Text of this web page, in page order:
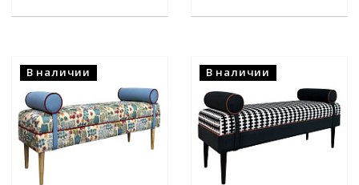
В наличии В наличии